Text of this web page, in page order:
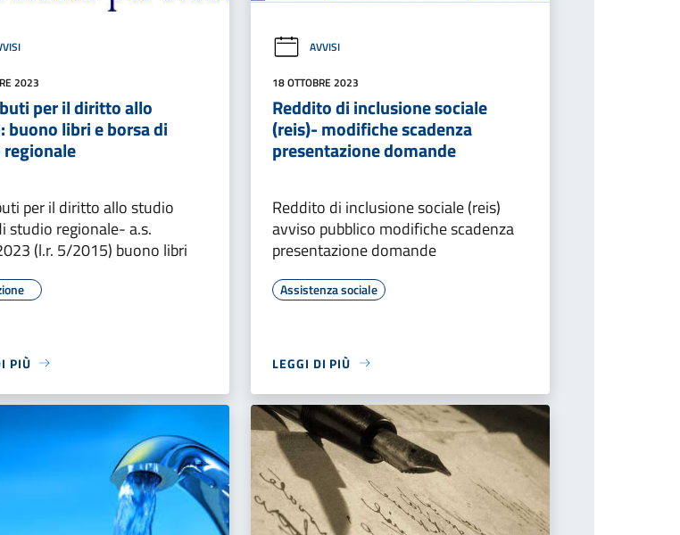
2023
per il diritto allo
buono libri e borsa di
per il diritto allo studio
studio regionale- a.s.
(l.r. 5/2015) buono libri
PIÙ
AVVISI
18 OTTOBRE 2023
Reddito di inclusione sociale
(reis)- modifiche scadenza
presentazione domande
Reddito di inclusione sociale (reis)
avviso pubblico modifiche scadenza
presentazione domande
Assistenza sociale
LEGGI DI PIÙ